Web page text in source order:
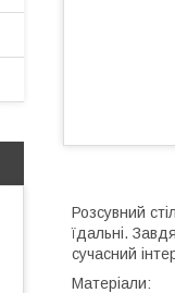
Розсувний
їдальні.
сучасний
Матеріали: